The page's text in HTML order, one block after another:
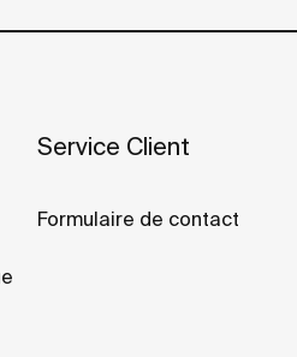
Service Client
Formulaire de contact